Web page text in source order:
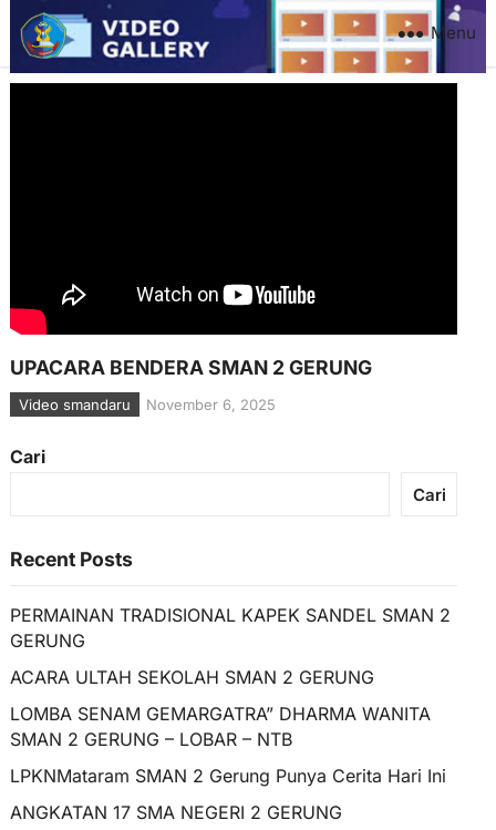
Menu
UPACARA BENDERA SMAN 2 GERUNG
Video smandaru November 6, 2025
Cari
Cari
Recent Posts
PERMAINAN TRADISIONAL KAPEK SANDEL SMAN 2
GERUNG
ACARA ULTAH SEKOLAH SMAN 2 GERUNG
LOMBA SENAM GEMARGATRA” DHARMA WANITA
SMAN 2 GERUNG – LOBAR – NTB
LPKNMataram SMAN 2 Gerung Punya Cerita Hari Ini
ANGKATAN 17 SMA NEGERI 2 GERUNG